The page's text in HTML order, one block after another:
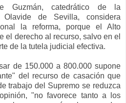
Guzmán, catedrático de la
de Sevilla, considera
la reforma, porque el Alto
el derecho al recurso, salvo en el
de la tutela judicial efectiva.
de 150.000 a 800.000 supone
del recurso de casación que
trabajo del Supremo se reduzca
"no favorece tanto a los